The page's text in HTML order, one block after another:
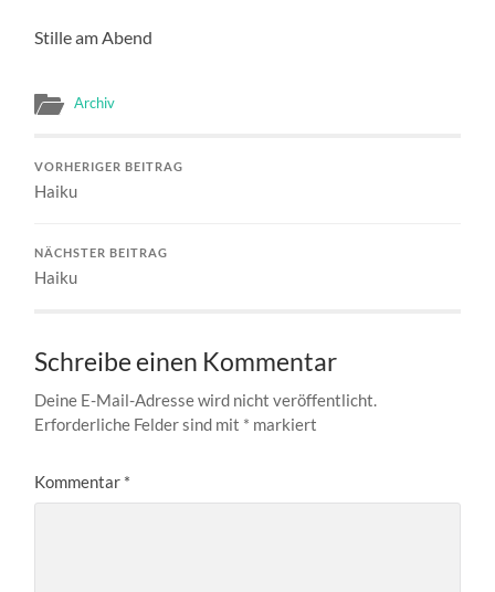
Stille am Abend
Archiv
VORHERIGER BEITRAG
Haiku
NÄCHSTER BEITRAG
Haiku
Schreibe einen Kommentar
Deine E-Mail-Adresse wird nicht veröffentlicht.
Erforderliche Felder sind mit * markiert
Kommentar *